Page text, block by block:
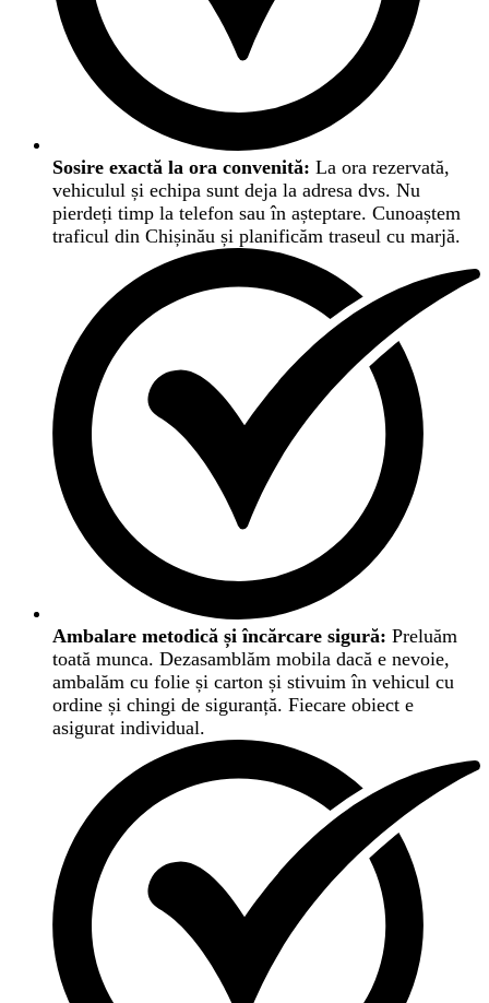
Sosire exactă la ora convenită: La ora rezervată,
vehiculul și echipa sunt deja la adresa dvs. Nu
pierdeți timp la telefon sau în așteptare. Cunoaștem
traficul din Chișinău și planificăm traseul cu marjă.
Ambalare metodică și încărcare sigură: Preluăm
toată munca. Dezasamblăm mobila dacă e nevoie,
ambalăm cu folie și carton și stivuim în vehicul cu
ordine și chingi de siguranță. Fiecare obiect e
asigurat individual.